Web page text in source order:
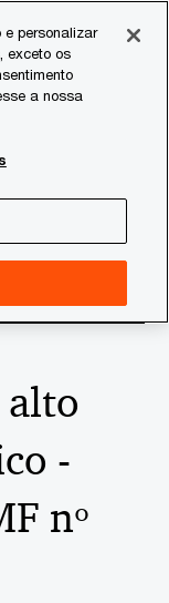
-
nº
e personalizar
exceto os
a nossa